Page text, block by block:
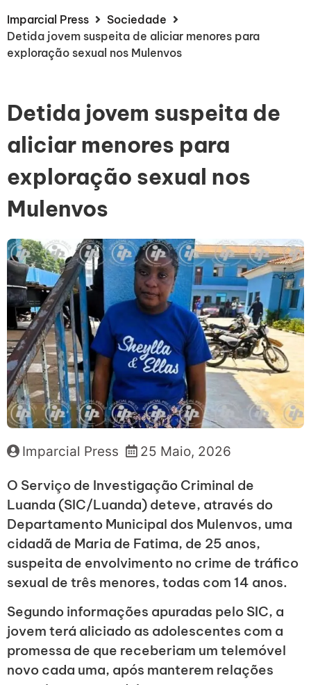
Imparcial Press
Sociedade
Detida jovem suspeita de aliciar menores para
exploração sexual nos Mulenvos
Detida jovem suspeita de
aliciar menores para
exploração sexual nos
Mulenvos
Imparcial Press 25 Maio, 2026
O Serviço de Investigação Criminal de
Luanda (SIC/Luanda) deteve, através do
Departamento Municipal dos Mulenvos, uma
cidadã de Maria de Fatima, de 25 anos,
suspeita de envolvimento no crime de tráfico
sexual de três menores, todas com 14 anos.
Segundo informações apuradas pelo SIC, a
jovem terá aliciado as adolescentes com a
promessa de que receberiam um telemóvel
novo cada uma, após manterem relações